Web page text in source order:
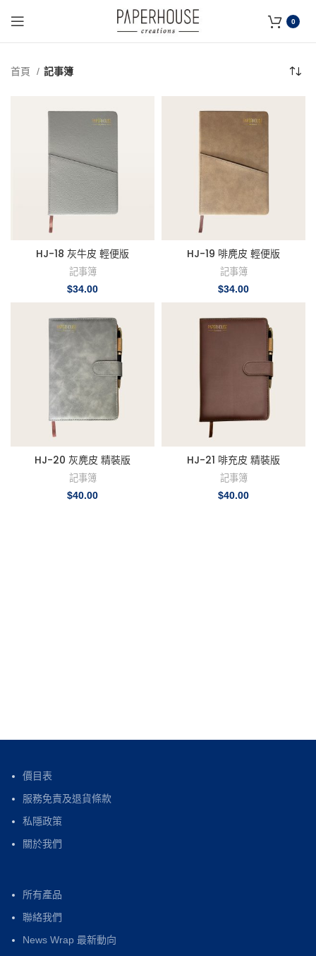
0
首頁 記事簿
HJ-18 灰牛皮 輕便版
記事簿
$34.00
HJ-19 啡麂皮 輕便版
記事簿
$34.00
HJ-20 灰麂皮 精裝版
記事簿
$40.00
HJ-21 啡充皮 精裝版
記事簿
$40.00
價目表
服務免責及退貨條款
私隱政策
關於我們
所有產品
聯絡我們
News Wrap 最新動向